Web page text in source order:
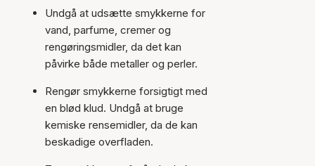
Undgå at udsætte smykkerne for
vand, parfume, cremer og
rengøringsmidler, da det kan
påvirke både metaller og perler.
Rengør smykkerne forsigtigt med
en blød klud. Undgå at bruge
kemiske rensemidler, da de kan
beskadige overfladen.